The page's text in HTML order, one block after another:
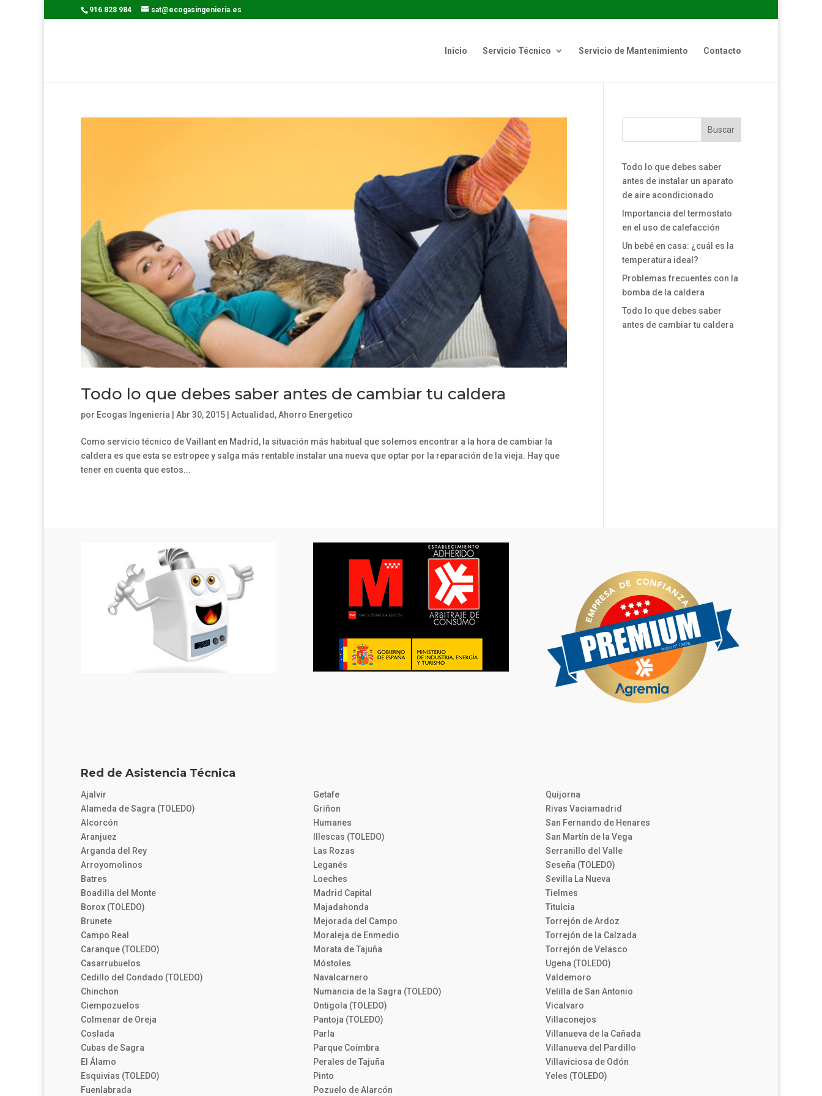
916 828 984 sat@ecogasingenieria.es
Inicio Servicio Técnico Servicio de Mantenimiento Contacto
Todo lo que debes saber antes de cambiar tu caldera
por Ecogas Ingenieria Abr 30, 2015 Actualidad ,Ahorro Energetico
Como servicio técnico de Vaillant en Madrid, la situación más habitual que solemos encontrar a la hora de cambiar la
caldera es que esta se estropee y salga más rentable instalar una nueva que optar por la reparación de la vieja. Hay que
tener en cuenta que estos...
Buscar
Todo lo que debes saber
antes de instalar un aparato
de aire acondicionado
Importancia del termostato
en el uso de calefacción
Un bebé en casa: ¿cuál es la
temperatura ideal?
Problemas frecuentes con la
bomba de la caldera
Todo lo que debes saber
antes de cambiar tu caldera
Red de Asistencia Técnica
Ajalvir
Alameda de Sagra (TOLEDO)
Alcorcón
Aranjuez
Arganda del Rey
Arroyomolinos
Batres
Boadilla del Monte
Borox (TOLEDO)
Brunete
Campo Real
Caranque (TOLEDO)
Casarrubuelos
Cedillo del Condado (TOLEDO)
Chinchon
Ciempozuelos
Colmenar de Oreja
Coslada
Cubas de Sagra
El Álamo
Esquivias (TOLEDO)
Fuenlabrada
Getafe
Griñon
Humanes
Illescas (TOLEDO)
Las Rozas
Leganés
Loeches
Madrid Capital
Majadahonda
Mejorada del Campo
Moraleja de Enmedio
Morata de Tajuña
Móstoles
Navalcarnero
Numancia de la Sagra (TOLEDO)
Ontigola (TOLEDO)
Pantoja (TOLEDO)
Parla
Parque Coímbra
Perales de Tajuña
Pinto
Pozuelo de Alarcón
Quijorna
Rivas Vaciamadrid
San Fernando de Henares
San Martín de la Vega
Serranillo del Valle
Seseña (TOLEDO)
Sevilla La Nueva
Tielmes
Titulcia
Torrejón de Ardoz
Torrejón de la Calzada
Torrejón de Velasco
Ugena (TOLEDO)
Valdemoro
Velilla de San Antonio
Vicalvaro
Villaconejos
Villanueva de la Cañada
Villanueva del Pardillo
Villaviciosa de Odón
Yeles (TOLEDO)